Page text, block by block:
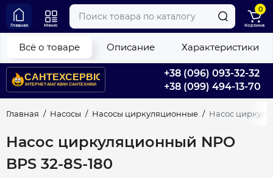
+38 (096) 093-32-32
+38 (099) 494-13-70
Главная Меню
0
Корзина
Главная Насосы Насосы циркуляционные Насос
Насос циркуляционный NPO
BPS 32-8S-180
Всё о товаре Описание Характеристики